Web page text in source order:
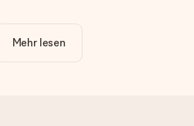
Designs, um deinem
zu verleihen.
Mehr lesen